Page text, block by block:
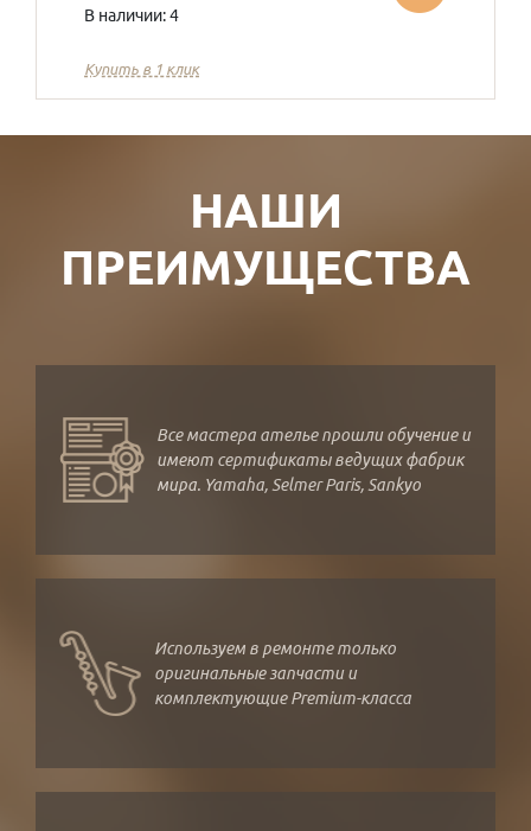
В наличии: 4
Купить в 1 клик
НАШИ
ПРЕИМУЩЕСТВА
Все мастера ателье прошли обучение и
имеют сертификаты ведущих фабрик
мира. Yamaha, Selmer Paris, Sankyo
Используем в ремонте только
оригинальные запчасти и
комплектующие Premium-класса